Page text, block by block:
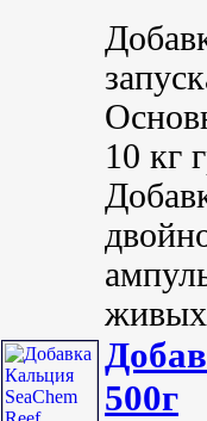
10 кг
живых
500г